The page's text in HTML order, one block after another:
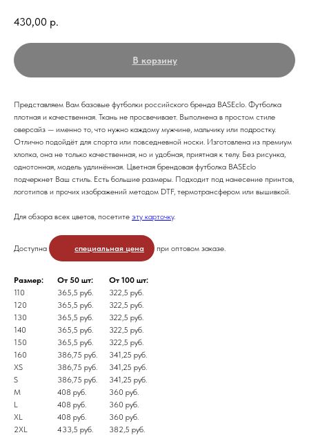
430,00 р.
В корзину
Представляем Вам базовые футболки российского бренда BASEclo. Футболка
плотная и качественная. Ткань не просвечивает. Выполнена в простом стиле
оверсайз — именно то, что нужно каждому мужчине, мальчику или подростку.
Отлично подойдёт для спорта или повседневной носки. Изготовлена из премиум
хлопка, она не только качественная, но и удобная, приятная к телу. Без рисунка,
однотонная, модель удлинённая. Цветная брендовая футболка BASEclo
подчеркнет Ваш стиль. Есть большие размеры. Подходит под нанесение принтов,
логотипов и прочих изображений методом DTF, термотрансфером или вышивкой.
Для обзора всех цветов, посетите эту карточку.
Доступна специальная цена при оптовом заказе.
Размер: От 50 шт:
От 100 шт:
110
365,5 руб.
322,5 руб.
120
365,5 руб.
322,5 руб.
130
365,5 руб.
322,5 руб.
140
365,5 руб.
322,5 руб.
150
365,5 руб.
322,5 руб.
160
386,75 руб.
341,25 руб.
XS
386,75 руб.
341,25 руб.
S
386,75 руб.
341,25 руб.
M
408 руб.
360 руб.
L
408 руб.
360 руб.
XL
408 руб.
360 руб.
2XL
433,5 руб.
382,5 руб.